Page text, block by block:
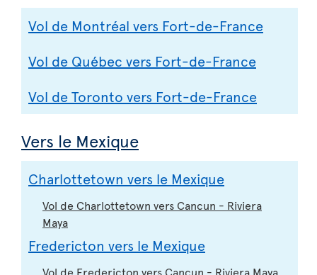
Vol de Montréal vers Fort-de-France
Vol de Québec vers Fort-de-France
Vol de Toronto vers Fort-de-France
Vers le Mexique
Charlottetown vers le Mexique
Vol de Charlottetown vers Cancun - Riviera
Maya
Fredericton vers le Mexique
Vol de Fredericton vers Cancun - Riviera Maya